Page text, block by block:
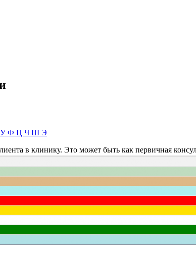
УФ Ц Ч Ш Э
в клинику. Это может быть как первичная